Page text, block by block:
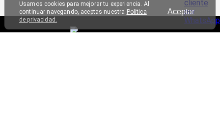
Aceptar
Usamos cookies para mejorar tu experiencia. Al
continuar navegando, aceptas nuestra Política
de privacidad.